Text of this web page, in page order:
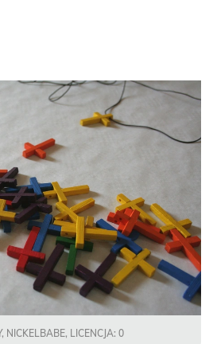
NICKELBABE, LICENCJA: 0